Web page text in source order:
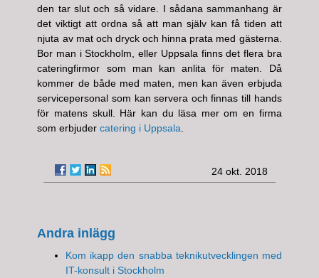
den tar slut och så vidare. I sådana sammanhang är
det viktigt att ordna så att man själv kan få tiden att
njuta av mat och dryck och hinna prata med gästerna.
Bor man i Stockholm, eller Uppsala finns det flera bra
cateringfirmor som man kan anlita för maten. Då
kommer de både med maten, men kan även erbjuda
servicepersonal som kan servera och finnas till hands
för matens skull. Här kan du läsa mer om en firma
som erbjudercatering i Uppsala
24 okt. 2018
Andra inlägg
Kom ikapp den snabba teknikutvecklingen med
IT-konsult i Stockholm